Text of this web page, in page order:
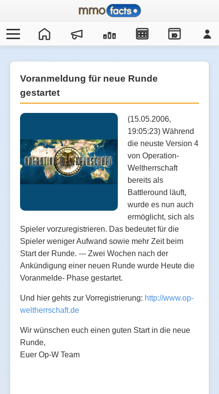
IO
Voranmeldung für neue Runde
gestartet
(15.05.2006,
19:05:23) Während
die neuste Version 4
von Operation-
Weltherrschaft
bereits als
Battleround läuft,
wurde es nun auch
ermöglicht, sich als
Spieler vorzuregistrieren. Das bedeutet für die
Spieler weniger Aufwand sowie mehr Zeit beim
Start der Runde. --- Zwei Wochen nach der
Ankündigung einer neuen Runde wurde Heute die
Voranmelde- Phase gestartet.
Und hier gehts zur Vorregistrierung: http://www.op-
weltherrschaft.de
Wir wünschen euch einen guten Start in die neue
Runde,
Euer Op-W Team